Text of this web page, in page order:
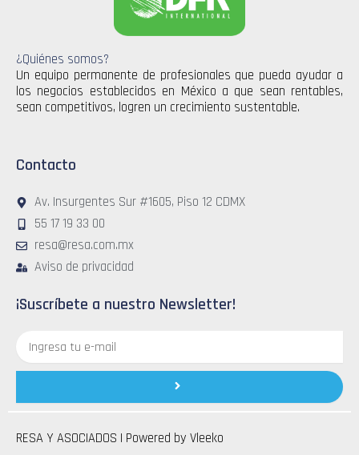
¿Quiénes somos?
Un equipo permanente de profesionales que pueda ayudar a
los negocios establecidos en México a que sean rentables,
sean competitivos, logren un crecimiento sustentable.
Contacto
Av. Insurgentes Sur #1605, Piso 12 CDMX
55 17 19 33 00
resa@resa.com.mx
Aviso de privacidad
¡Suscríbete a nuestro Newsletter!
electrónico
RESA Y ASOCIADOS | Powered by Vleeko